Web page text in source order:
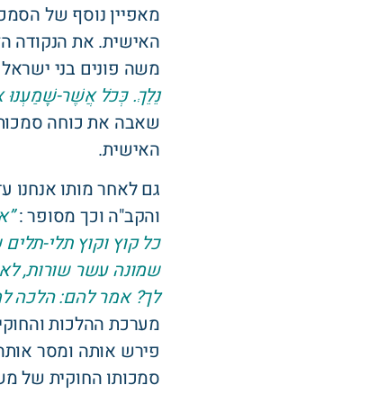
מאפיין נוסף של
האישית. את הנקודה
משה פונים בני
נֵלֵךְ. כְּכֹל אֲשֶׁר-שָׁמַעְנוּ
שאבה את כוחה
האישית.
גם לאחר מותו אנחנו
והקב"ה וכך מסופר :
כל קוץ וקוץ תלי-
שמונה עשר שורות, לא
לך? אמר להם: הלכה
מערכת ההלכות
פירש אותה ומסר
סמכותו החוקית של